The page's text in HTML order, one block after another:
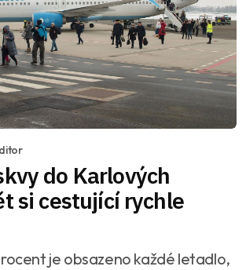
do Karlových
si cestující rychle
je obsazeno každé letadlo,